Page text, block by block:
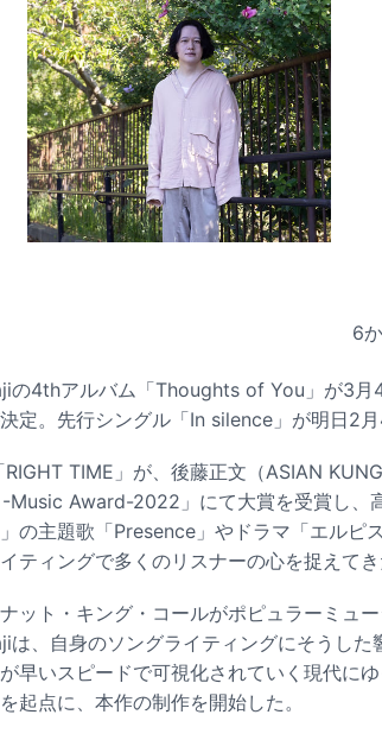
6
の4thアルバム「Thoughts of You」が3月
定。先行シングル「In silence」が明日2月
TIME」が、後藤正文（ASIAN
Music Award-2022」にて大賞を受賞し、
の主題歌「Presence」やドラマ「エルピ
ティングで多くのリスナーの心を捉えてき
ット・キング・コールがポピュラーミュ
、自身のソングライティングにそうした
早いスピードで可視化されていく現代に
起点に、本作の制作を開始した。